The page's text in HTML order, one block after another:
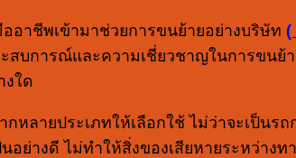
อาชีพเข้ามาช่วยการขนย้ายอย่างบริษัท (
บการณ์และความเชี่ยวชาญในการขนย้
งใด
หลายประเภทให้เลือกใช้ ไม่ว่าจะเป็น
ย่างดี ไม่ทำให้สิ่งของเสียหายระหว่าง